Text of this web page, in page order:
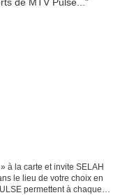
à la carte et invite SELAH
le lieu de votre choix en
permettent à chaque